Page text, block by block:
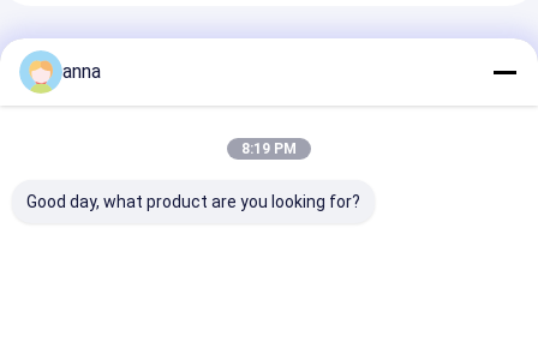
추천된 제품
anna
8:19 PM
Good day, what product are you looking for?